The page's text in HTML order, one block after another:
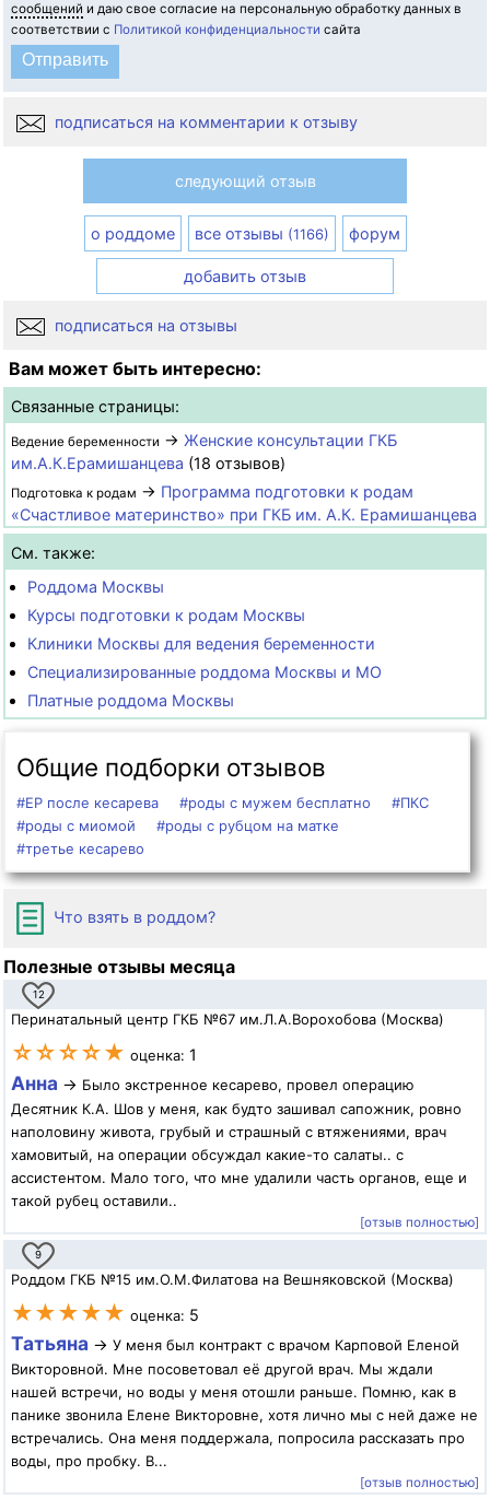
сообщений и даю свое согласие на персональную обработку данных в
соответствии с Политикой конфиденциальности сайта
подписаться на комментарии к отзыву
следующий отзыв
о роддоме все отзывы (1166) форум
добавить отзыв
подписаться на отзывы
Вам может быть интересно:
Связанные страницы:
Ведение беременности → Женские консультации ГКБ
им.А.К.Ерамишанцева (18 отзывов)
Подготовка к родам → Программа подготовки к родам
«Счастливое материнство» при ГКБ им. А.К. Ерамишанцева
См. также:
Роддома Москвы
Курсы подготовки к родам Москвы
Клиники Москвы для ведения беременности
Специализированные роддома Москвы и МО
Платные роддома Москвы
Общие подборки отзывов
#ЕР после кесарева #роды с мужем бесплатно
#ПКС
#роды с миомой
#роды с рубцом на матке
#третье кесарево
Что взять в роддом?
Полезные отзывы месяца
12
Перинатальный центр ГКБ №67 им.Л.А.Ворохобова (Москва)
☆☆☆☆★ оценка: 1
Анна → Было экстренное кесарево, провел операцию
Десятник К.А. Шов у меня, как будто зашивал сапожник, ровно
наполовину живота, грубый и страшный с втяжениями, врач
хамовитый, на операции обсуждал какие-то салаты.. с
ассистентом. Мало того, что мне удалили часть органов, еще и
такой рубец оставили..
[отзыв полностью]
9
Роддом ГКБ №15 им.О.М.Филатова на Вешняковской (Москва)
★★★★★ оценка: 5
Татьяна → У меня был контракт с врачом Карповой Еленой
Викторовной. Мне посоветовал её другой врач. Мы ждали
нашей встречи, но воды у меня отошли раньше. Помню, как в
панике звонила Елене Викторовне, хотя лично мы с ней даже не
встречались. Она меня поддержала, попросила рассказать про
воды, про пробку. В...
[отзыв полностью]